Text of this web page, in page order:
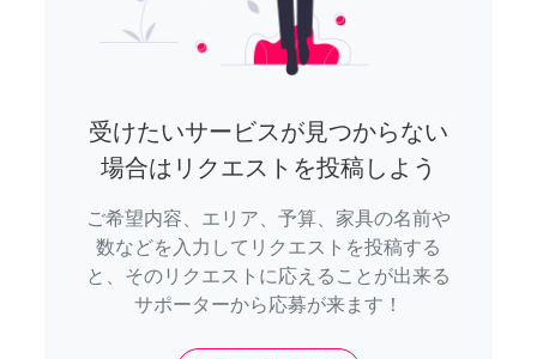
受けたいサービスが見つからない
場合はリクエストを投稿しよう
ご希望内容、エリア、予算、家具の名前や
数などを入力してリクエストを投稿する
と、そのリクエストに応えることが出来る
サポーターから応募が来ます！